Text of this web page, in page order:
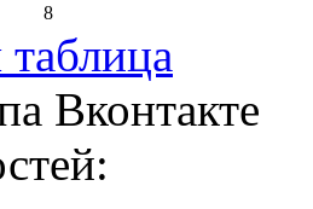
8
Вконтакте